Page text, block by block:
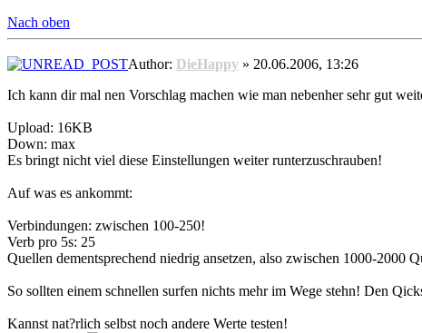
Nach oben
Author: DieHappy » 20.06.2006, 13:26
Ich kann dir mal nen Vorschlag machen wie man nebenher sehr gut
Upload: 16KB
Down: max
Es bringt nicht viel diese Einstellungen weiter runterzuschrauben!
Auf was es ankommt:
Verbindungen: zwischen 100-250!
Verb pro 5s: 25
Quellen dementsprechend niedrig ansetzen, also zwischen 1000-2000
So sollten einem schnellen surfen nichts mehr im Wege stehn! Den
Kannst nat?rlich selbst noch andere Werte testen!